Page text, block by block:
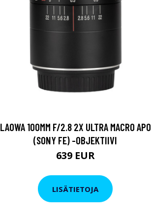
LAOWA 100MM F/2.8 2X ULTRA MACRO APO
(SONY FE) -OBJEKTIIVI
639 EUR
LISÄTIETOJA